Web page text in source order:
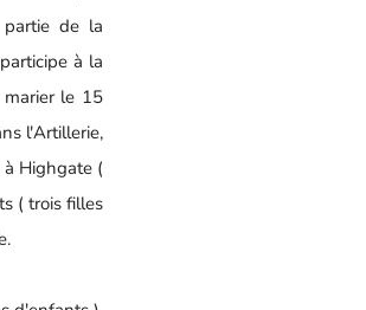
de la
à la
le 15
l'Artillerie,
Highgate (
( trois filles